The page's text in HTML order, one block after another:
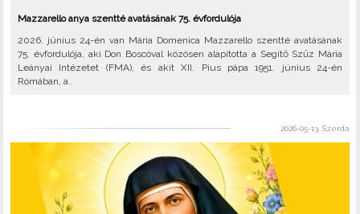
Mazzarello anya szentté avatásának 75. évfordulója
2026. június 24-én van Mária Domenica Mazzarello szentté avatásának
75. évfordulója, aki Don Boscóval közösen alapította a Segítő Szűz Mária
Leányai Intézetet (FMA), és akit XII. Pius pápa 1951. június 24-én
Rómában, a..
2026-05-13, Szerda